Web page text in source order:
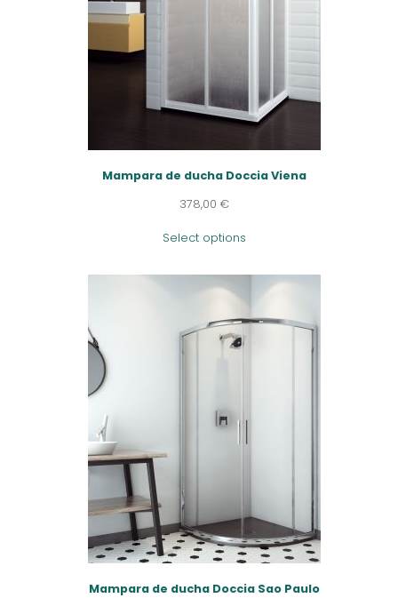
Mampara de ducha Doccia Viena
378,00€
Select options
Mampara de ducha Doccia Sao Paulo